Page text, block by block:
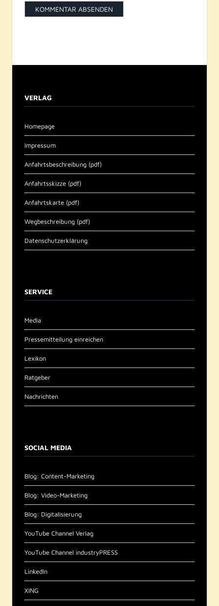
VERLAG
Homepage
Impressum
Anfahrtsbeschreibung (pdf)
Anfahrtsskizze (pdf)
Anfahrtskarte (pdf)
Wegbeschreibung (pdf)
Datenschutzerklärung
SERVICE
Media
Pressemitteilung einreichen
Lexikon
Ratgeber
Nachrichten
SOCIAL MEDIA
Blog: Content-Marketing
Blog: Video-Marketing
Blog: Digitalisierung
YouTube Channel Verlag
YouTube Channel industryPRESS
LinkedIn
XING